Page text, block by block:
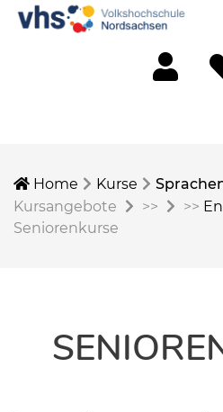
Home Kurse
Kursangebote
>> >>
Seniorenkurse